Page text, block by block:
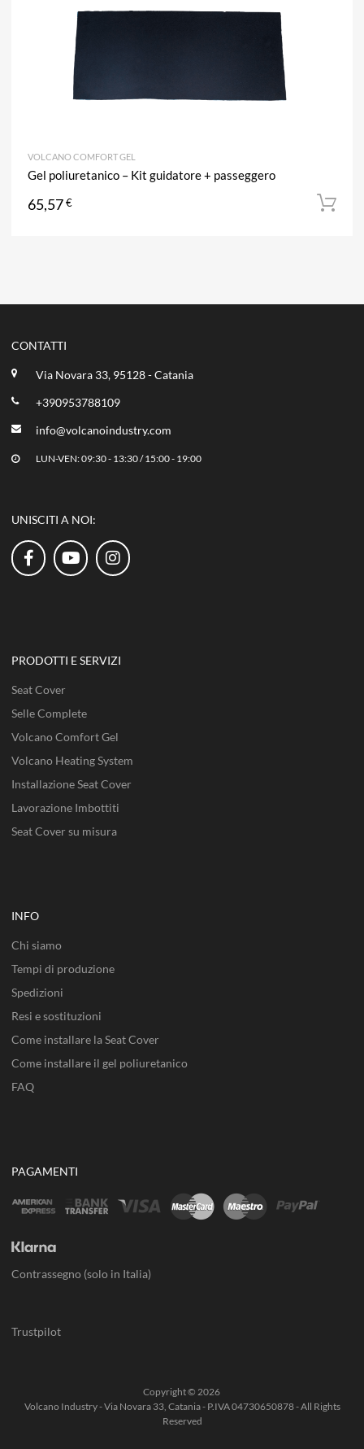
VOLCANO COMFORT GEL
Gel poliuretanico – Kit guidatore + passeggero
65,57€
CONTATTI
Via Novara 33, 95128 - Catania
+390953788109
info@volcanoindustry.com
LUN-VEN: 09:30 - 13:30 / 15:00 - 19:00
UNISCITI A NOI:
PRODOTTI E SERVIZI
Seat Cover
Selle Complete
Volcano Comfort Gel
Volcano Heating System
Installazione Seat Cover
Lavorazione Imbottiti
Seat Cover su misura
INFO
Chi siamo
Tempi di produzione
Spedizioni
Resi e sostituzioni
Come installare la Seat Cover
Come installare il gel poliuretanico
FAQ
PAGAMENTI
Contrassegno (solo in Italia)
Trustpilot
Copyright © 2026
Volcano Industry - Via Novara 33, Catania - P.IVA 04730650878 - All Rights
Reserved